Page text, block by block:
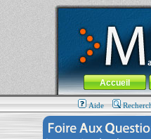
MacBook-fr.com : 100%
Aller au contenu-Aller
Menu général
Accueil
Aide